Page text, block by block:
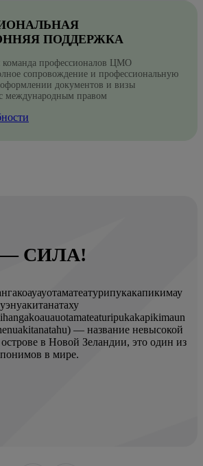
ПОДДЕРЖКА
команда профессионалов ЦМО
сопровождение и профессиональную
документов и визы
международным правом
СИЛА!
— название невысокой
в Новой Зеландии, это один из
в мире.